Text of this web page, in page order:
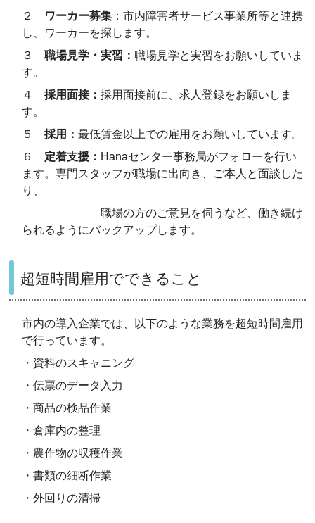
２ ワーカー募集 ：市内障害者サービス事業所等と連携
し、ワーカーを探します。
３職場見学・実習：職場見学と実習をお願いしていま
す。
４採用面接：採用面接前に、求人登録をお願いしま
す。
５採用 ：最低賃金以上での雇用をお願いしています。
６ 定着支援： Hanaセンター事務局がフォローを行い
ます。専門スタッフが職場に出向き、 ご本人と面談 した
り、
職場の方のご意見を伺うなど、働き続け
られるようにバックアップします。
超短時間雇用でできること
市内の導入企業では、以下のような業務を超短時間雇用
で行っています。
・資料のスキャニング
・伝票のデータ入力
・商品の検品作業
・倉庫内の整理
・農作物の収穫作業
・書類の細断作業
・外回りの清掃